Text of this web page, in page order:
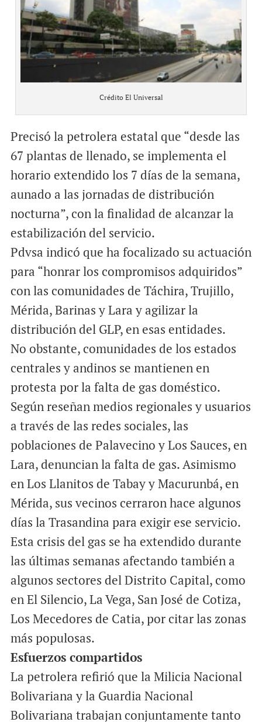
Crédito El Universal
Precisó la petrolera estatal que “desde las
67 plantas de llenado, se implementa el
horario extendido los 7 días de la semana,
aunado a las jornadas de distribución
nocturna”, con la finalidad de alcanzar la
estabilización del servicio.
Pdvsa indicó que ha focalizado su actuación
para “honrar los compromisos adquiridos”
con las comunidades de Táchira, Trujillo,
Mérida, Barinas y Lara y agilizar la
distribución del GLP, en esas entidades.
No obstante, comunidades de los estados
centrales y andinos se mantienen en
protesta por la falta de gas doméstico.
Según reseñan medios regionales y usuarios
a través de las redes sociales, las
poblaciones de Palavecino y Los Sauces, en
Lara, denuncian la falta de gas. Asimismo
en Los Llanitos de Tabay y Macurunbá, en
Mérida, sus vecinos cerraron hace algunos
días la Trasandina para exigir ese servicio.
Esta crisis del gas se ha extendido durante
las últimas semanas afectando también a
algunos sectores del Distrito Capital, como
en El Silencio, La Vega, San José de Cotiza,
Los Mecedores de Catia, por citar las zonas
más populosas.
Esfuerzos compartidos
La petrolera refirió que la Milicia Nacional
Bolivariana y la Guardia Nacional
Bolivariana trabajan conjuntamente tanto